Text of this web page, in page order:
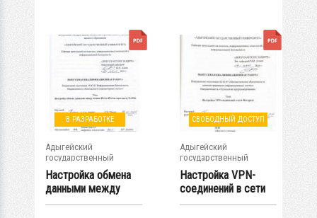
В РАЗРАБОТКЕ
Адыгейский
государственный
университет
Настройка обмена
данными между
сетями IPv4 и IPv6...
СВОБОДНЫЙ ДОСТУП
Адыгейский
государственный
университет
Настройка VPN-
соединений в сети
Интернет